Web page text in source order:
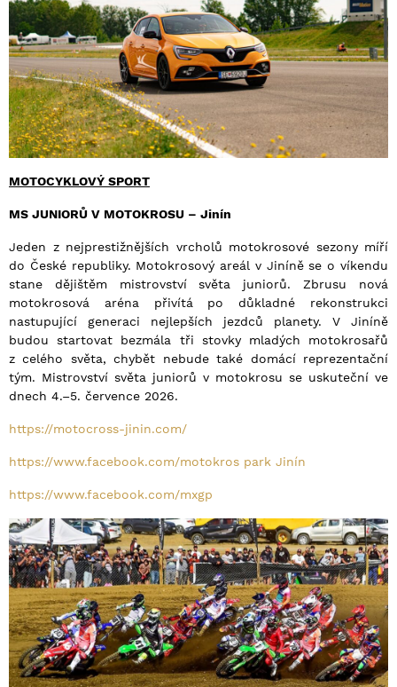
MOTOCYKLOVÝ SPORT
MS JUNIORŮ V MOTOKROSU – Jinín
Jeden z nejprestižnějších vrcholů motokrosové sezony míří
do České republiky. Motokrosový areál v Jiníně se o víkendu
stane dějištěm mistrovství světa juniorů. Zbrusu nová
motokrosová aréna přivítá po důkladné rekonstrukci
nastupující generaci nejlepších jezdců planety. V Jiníně
budou startovat bezmála tři stovky mladých motokrosařů
z celého světa, chybět nebude také domácí reprezentační
tým. Mistrovství světa juniorů v motokrosu se uskuteční ve
dnech 4.–5. července 2026.
https://motocross-jinin.com/
https://www.facebook.com/motokros park Jinín
https://www.facebook.com/mxgp